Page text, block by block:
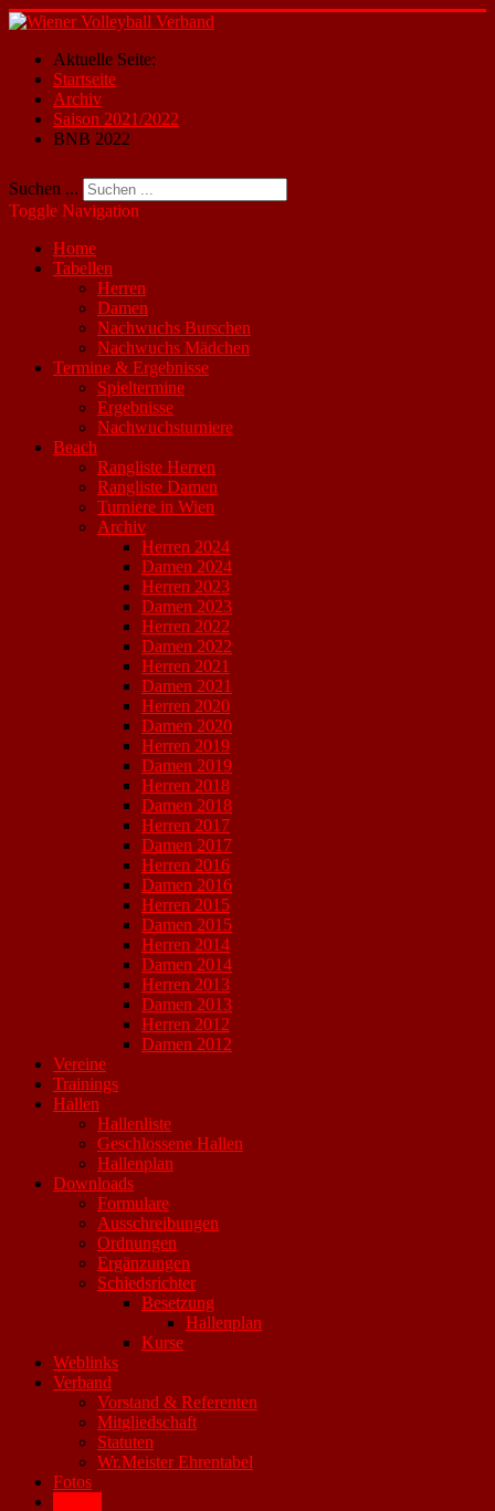
Aktuelle Seite:
Startseite
Archiv
Saison 2021/2022
BNB 2022
Suchen ...
Toggle Navigation
Home
Tabellen
Herren
Damen
Nachwuchs Burschen
Nachwuchs Mädchen
Termine & Ergebnisse
Spieltermine
Ergebnisse
Nachwuchsturniere
Beach
Rangliste Herren
Rangliste Damen
Turniere in Wien
Archiv
Herren 2024
Damen 2024
Herren 2023
Damen 2023
Herren 2022
Damen 2022
Herren 2021
Damen 2021
Herren 2020
Damen 2020
Herren 2019
Damen 2019
Herren 2018
Damen 2018
Herren 2017
Damen 2017
Herren 2016
Damen 2016
Herren 2015
Damen 2015
Herren 2014
Damen 2014
Herren 2013
Damen 2013
Herren 2012
Damen 2012
Vereine
Trainings
Hallen
Hallenliste
Geschlossene Hallen
Hallenplan
Downloads
Formulare
Ausschreibungen
Ordnungen
Ergänzungen
Schiedsrichter
Besetzung
Hallenplan
Kurse
Weblinks
Verband
Vorstand & Referenten
Mitgliedschaft
Statuten
Wr.Meister Ehrentabel
Fotos